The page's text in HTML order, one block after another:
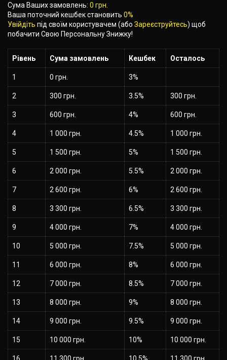
Сума Ваших замовлень: 0 грн.
Ваша поточний кешбек становить 0%
Увійдіть під своїм користувачем (або Зареєструйтесь) щоб
побачити Свою Персональну Знижку!
Рівень Cума замовлень Кешбек Осталось
1 0 грн. 3%
2 300 грн. 3.5% 300 грн.
3 600 грн. 4% 600 грн.
4 1 000 грн. 4.5% 1 000 грн.
5 1 500 грн. 5% 1 500 грн.
6 2 000 грн. 5.5% 2 000 грн.
7 2 600 грн. 6% 2 600 грн.
8 3 300 грн. 6.5% 3 300 грн.
9 4 000 грн. 7% 4 000 грн.
10 5 000 грн. 7.5% 5 000 грн.
11 6 000 грн. 8% 6 000 грн.
12 7 000 грн. 8.5% 7 000 грн.
13 8 000 грн. 9% 8 000 грн.
14 9 000 грн. 9.5% 9 000 грн.
15 10 000 грн. 10% 10 000 грн.